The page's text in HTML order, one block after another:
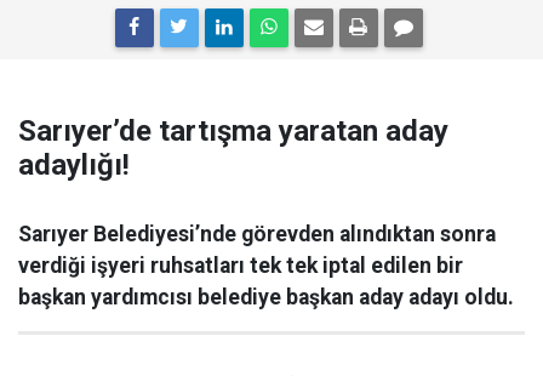
Sarıyer’de tartışma yaratan aday
adaylığı!
Sarıyer Belediyesi’nde görevden alındıktan sonra
verdiği işyeri ruhsatları tek tek iptal edilen bir
başkan yardımcısı belediye başkan aday adayı oldu.